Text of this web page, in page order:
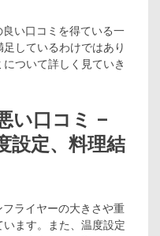
い口コミを得ている一
しているわけではあり
ついて詳しく見ていき
い口コミ –
設定、料理結
ライヤーの大きさや重
ます。また、温度設定